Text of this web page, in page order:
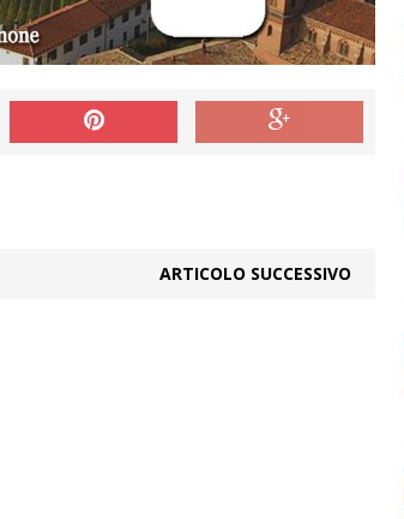
ARTICOLO SUCCESSIVO